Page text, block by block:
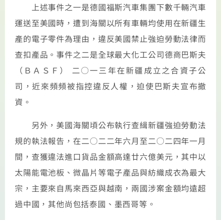
上述事件之一是德國福斯汽車集團下數千輛汽車
運送至美國時，遭到海關以所有車輛均使用在新疆生
產的電子零件為理由，違反美國禁止強迫勞動法律而
查扣產品。事件之二是全球最大化工公司德商巴斯夫
（ＢＡＳＦ） 二○一三年在新疆成立之合資子公
司，近來頻頻被指控違反人權，迫使巴斯夫宣布撤
資。
另外，美國海關頃公布執行查緝新疆強迫勞動法
規的執法報告，在二○二二年六月至二○二四年一月
間，查獲違法進口貨品金額高達廿六億美元，其中以
太陽能電池板、微晶片等電子產品與紡織成衣為最大
宗，主要來自馬來西亞與越南，兩國涉案金額均遠超
過中國，其他尚包括泰國、墨西哥等。